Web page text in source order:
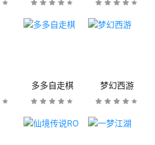
多多自走棋 梦幻西游